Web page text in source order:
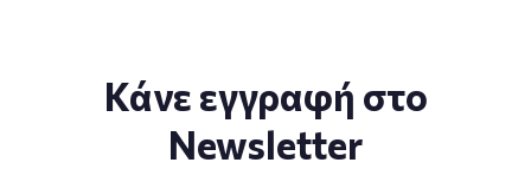
Κάνε εγγραφή στο
Newsletter